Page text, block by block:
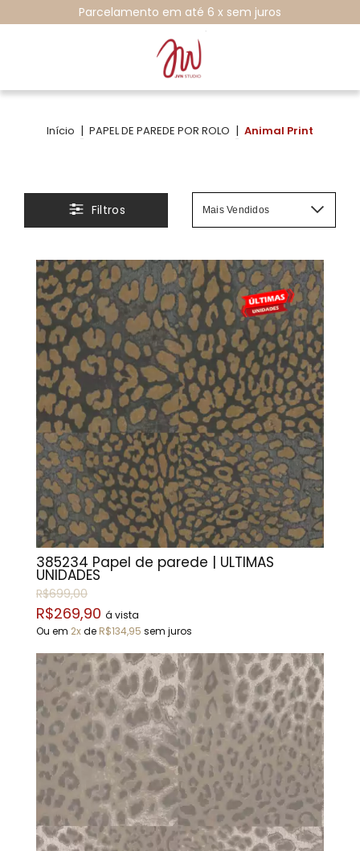
Parcelamento em até 6 x sem juros
Início | PAPEL DE PAREDE POR ROLO | Animal Print
Filtros
385234 Papel de parede | ÚLTIMAS
UNIDADES
R$699,00
R$269,90 á vista
Ou em 2xde R$134,95 sem juros